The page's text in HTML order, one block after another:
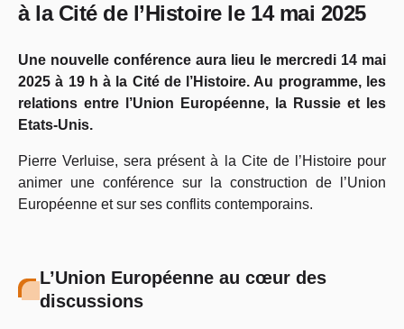
à la Cité de l’Histoire le 14 mai 2025
Une nouvelle conférence aura lieu le mercredi 14 mai
2025 à 19 h à la Cité de l’Histoire. Au programme, les
relations entre l’Union Européenne, la Russie et les
Etats-Unis.
Pierre Verluise, sera présent à la Cite de l’Histoire pour
animer une conférence sur la construction de l’Union
Européenne et sur ses conflits contemporains.
L’Union Européenne au cœur des
discussions